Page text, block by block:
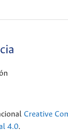
Creative
4.0.